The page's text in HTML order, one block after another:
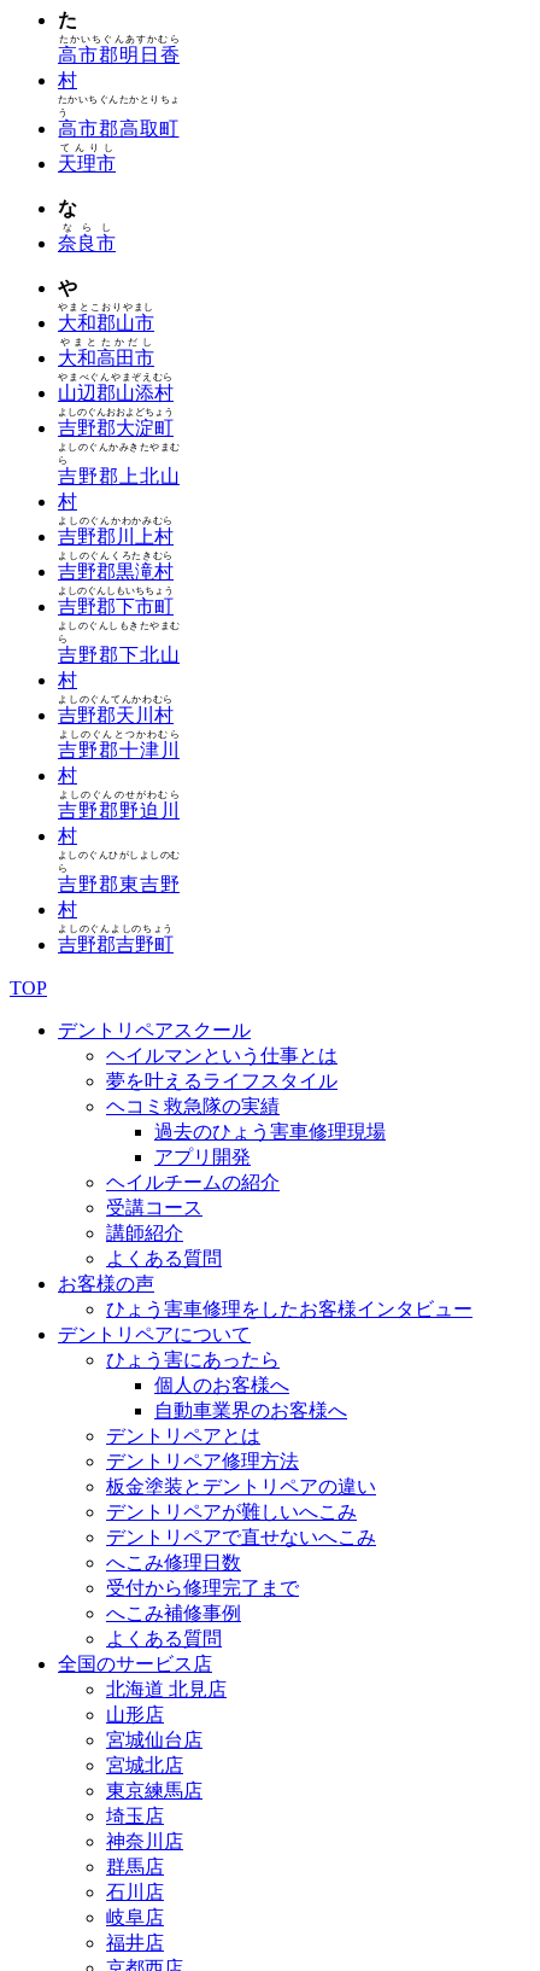
た
高市郡明日香
村
たかいちぐんあすかむら
高市郡高取町
たかいちぐんたかとりちょ
う
天理市
てんりし
な
奈良市
ならし
や
大和郡山市
やまとこおりやまし
大和高田市
やまとたかだし
山辺郡山添村
やまべぐんやまぞえむら
吉野郡大淀町
よしのぐんおおよどちょう
吉野郡上北山
村
よしのぐんかみきたやまむ
ら
吉野郡川上村
よしのぐんかわかみむら
吉野郡黒滝村
よしのぐんくろたきむら
吉野郡下市町
よしのぐんしもいちちょう
吉野郡下北山
村
よしのぐんしもきたやまむ
ら
吉野郡天川村
よしのぐんてんかわむら
吉野郡十津川
村
よしのぐんとつかわむら
吉野郡野迫川
村
よしのぐんのせがわむら
吉野郡東吉野
村
よしのぐんひがしよしのむ
ら
吉野郡吉野町
よしのぐんよしのちょう
TOP
デントリペアスクール
ヘイルマンという仕事とは
夢を叶えるライフスタイル
ヘコミ救急隊の実績
過去のひょう害車修理現場
アプリ開発
ヘイルチームの紹介
受講コース
講師紹介
よくある質問
お客様の声
ひょう害車修理をしたお客様インタビュー
デントリペアについて
ひょう害にあったら
個人のお客様へ
自動車業界のお客様へ
デントリペアとは
デントリペア修理方法
板金塗装とデントリペアの違い
デントリペアが難しいへこみ
デントリペアで直せないへこみ
へこみ修理日数
受付から修理完了まで
へこみ補修事例
よくある質問
全国のサービス店
北海道 北見店
山形店
宮城仙台店
宮城北店
東京練馬店
埼玉店
神奈川店
群馬店
石川店
岐阜店
福井店